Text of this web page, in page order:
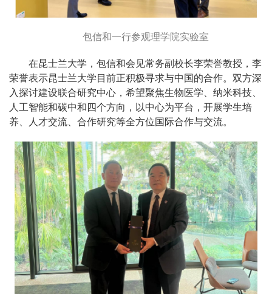
包信和一行参观理学院实验室
在昆士兰大学，包信和会见常务副校长李荣誉教授，李
荣誉表示昆士兰大学目前正积极寻求与中国的合作。双方深
入探讨建设联合研究中心，希望聚焦生物医学、纳米科技、
人工智能和碳中和四个方向，以中心为平台，开展学生培
养、人才交流、合作研究等全方位国际合作与交流。